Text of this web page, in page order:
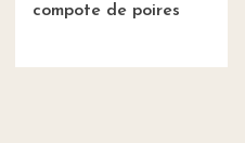
compote de poires